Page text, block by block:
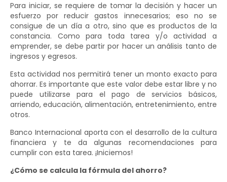
Para iniciar, se requiere de tomar la decisión y hacer un
esfuerzo por reducir gastos innecesarios; eso no se
consigue de un día a otro, sino que es productos de la
constancia. Como para toda tarea y/o actividad a
emprender, se debe partir por hacer un análisis tanto de
ingresos y egresos.
Esta actividad nos permitirá tener un monto exacto para
ahorrar. Es importante que este valor debe estar libre y no
puede utilizarse para el pago de servicios básicos,
arriendo, educación, alimentación, entretenimiento, entre
otros.
Banco Internacional aporta con el desarrollo de la cultura
financiera y te da algunas recomendaciones para
cumplir con esta tarea. ¡Iniciemos!
¿Cómo se calcula la fórmula del ahorro?